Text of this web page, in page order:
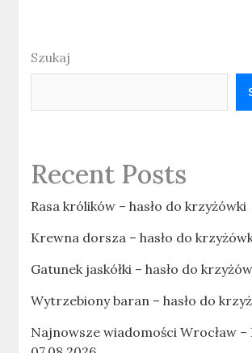
Szukaj
Recent Posts
Rasa królików – hasło do krzyżówki
Krewna dorsza – hasło do
Gatunek jaskółki – hasło do
Wytrzebiony baran – hasło do
Najnowsze wiadomości Wrocław –